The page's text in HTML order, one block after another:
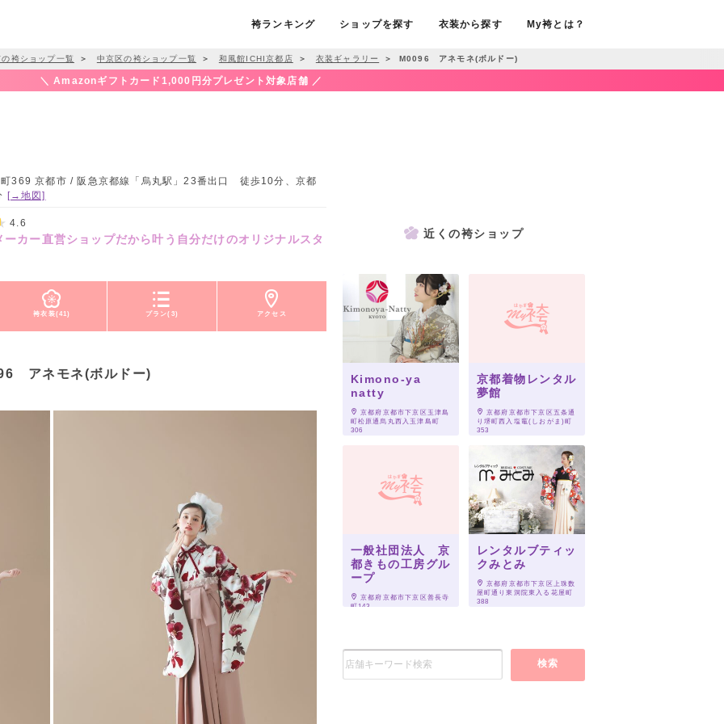
袴ランキング ショップを探す 衣装から探す My袴とは？
袴ショップ一覧 ＞ 中京区の袴ショップ一覧 ＞ 和風館ICHI京都店 ＞ 衣装ギャラリー ＞ M0096 アネモネ(ボルドー)
＼ Amazonギフトカード1,000円分プレゼント対象店舗 ／
369 京都市 / 阪急京都線「烏丸駅」23番出口 徒歩10分、京都
[→地図]
4.6
カー直営ショップだから叶う自分だけのオリジナルスタ
袴衣装(41) プラン(3) アクセス
アネモネ(ボルドー)
近くの袴ショップ
Kimono-ya
natty
京都府京都市下京区玉津島
町松原通烏丸西入玉津島町
306
京都着物レンタル
夢館
京都府京都市下京区五条通
り堺町西入塩竈(しおがま)町
353
一般社団法人 京
都きもの工房グル
ープ
京都府京都市下京区善長寺
町143
レンタルブティッ
クみとみ
京都府京都市下京区上珠数
屋町通り東洞院東入る花屋町
388
検索